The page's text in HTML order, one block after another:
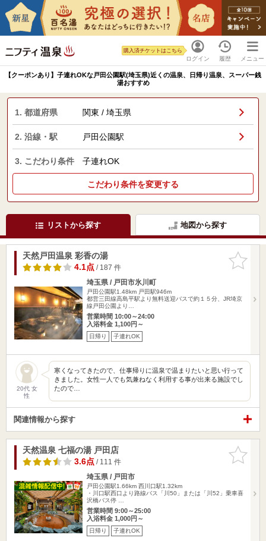
ログイン
購入済チケットはこちら
履歴 メニュー
【クーポンあり】子連れOKな戸田公園駅(埼玉県)近くの温泉、日帰り温泉、スーパー銭
湯おすすめ
1. 都道府県 関東 / 埼玉県
2. 沿線・駅 戸田公園駅
3. こだわり条件 子連れOK
こだわり条件を変更する
リストから探す 地図から探す
お気に入
りに追加
天然戸田温泉 彩香の湯
4.1点/ 187 件
埼玉県 / 戸田市氷川町
戸田公園駅1.48km 戸田駅946m
都営三田線高島平駅より無料送迎バスで約１５分、JR埼京
線戸田公園より…
営業時間 10:00～24:00
入浴料金 1,100円～
日帰り 子連れOK
20代 女
性
寒くなってきたので、仕事帰りに温泉で温まりたいと思い行って
きました。女性一人でも気兼ねなく利用する事が出来る施設でし
たので…
関連情報から探す
お気に入
りに追加
天然温泉 七福の湯 戸田店
3.6点/ 111 件
埼玉県 / 戸田市
戸田公園駅1.66km 西川口駅1.32km
・川口駅西口より路線バス「川50」または「川52」乗車喜
沢橋バス停 …
営業時間 9:00～25:00
入浴料金 1,000円～
日帰り 子連れOK